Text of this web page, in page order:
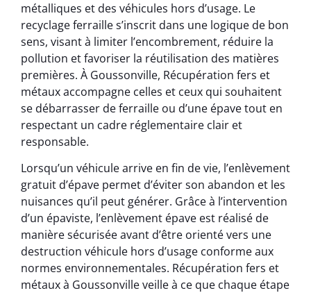
métalliques et des véhicules hors d’usage. Le
recyclage ferraille s’inscrit dans une logique de bon
sens, visant à limiter l’encombrement, réduire la
pollution et favoriser la réutilisation des matières
premières. À Goussonville, Récupération fers et
métaux accompagne celles et ceux qui souhaitent
se débarrasser de ferraille ou d’une épave tout en
respectant un cadre réglementaire clair et
responsable.
Lorsqu’un véhicule arrive en fin de vie, l’enlèvement
gratuit d’épave permet d’éviter son abandon et les
nuisances qu’il peut générer. Grâce à l’intervention
d’un épaviste, l’enlèvement épave est réalisé de
manière sécurisée avant d’être orienté vers une
destruction véhicule hors d’usage conforme aux
normes environnementales. Récupération fers et
métaux à Goussonville veille à ce que chaque étape